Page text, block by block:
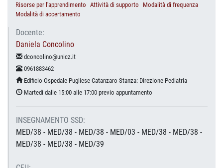
Risorse per l'apprendimento Attività di supporto
Modalità di frequenza
Modalità di accertamento
Docente:
Daniela Concolino
dconcolino@unicz.it
0961883462
Edificio Ospedale Pugliese Catanzaro Stanza: Direzione Pediatria
Martedì dalle 15:00 alle 17:00 previo appuntamento
INSEGNAMENTO SSD:
MED/38 - MED/38 - MED/38 - MED/03 - MED/38 - MED/38 -
MED/38 - MED/38 - MED/39